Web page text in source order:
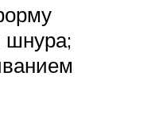
шнура;